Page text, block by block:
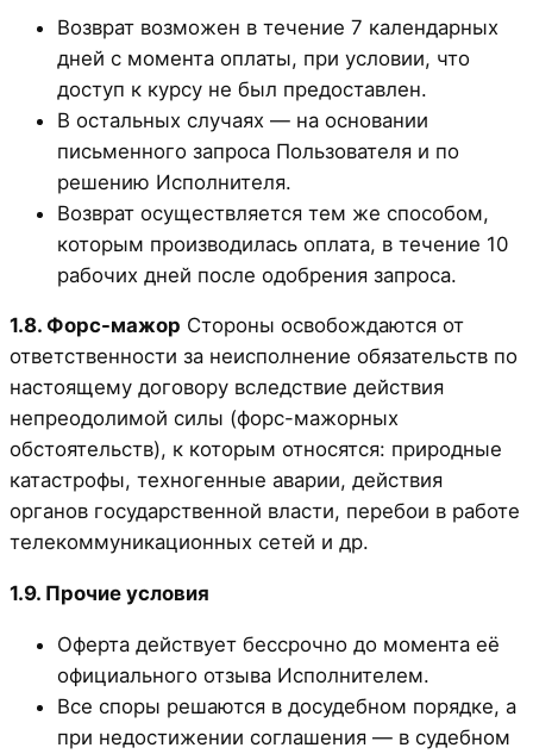
Возврат возможен в течение 7 календарных
дней с момента оплаты, при условии, что
доступ к курсу не был предоставлен.
В остальных случаях — на основании
письменного запроса Пользователя и по
решению Исполнителя.
Возврат осуществляется тем же способом,
которым производилась оплата, в течение 10
рабочих дней после одобрения запроса.
1.8. Форс-мажор Стороны освобождаются от
ответственности за неисполнение обязательств по
настоящему договору вследствие действия
непреодолимой силы (форс-мажорных
обстоятельств), к которым относятся: природные
катастрофы, техногенные аварии, действия
органов государственной власти, перебои в работе
телекоммуникационных сетей и др.
1.9. Прочие условия
Оферта действует бессрочно до момента её
официального отзыва Исполнителем.
Все споры решаются в досудебном порядке, а
при недостижении соглашения — в судебном